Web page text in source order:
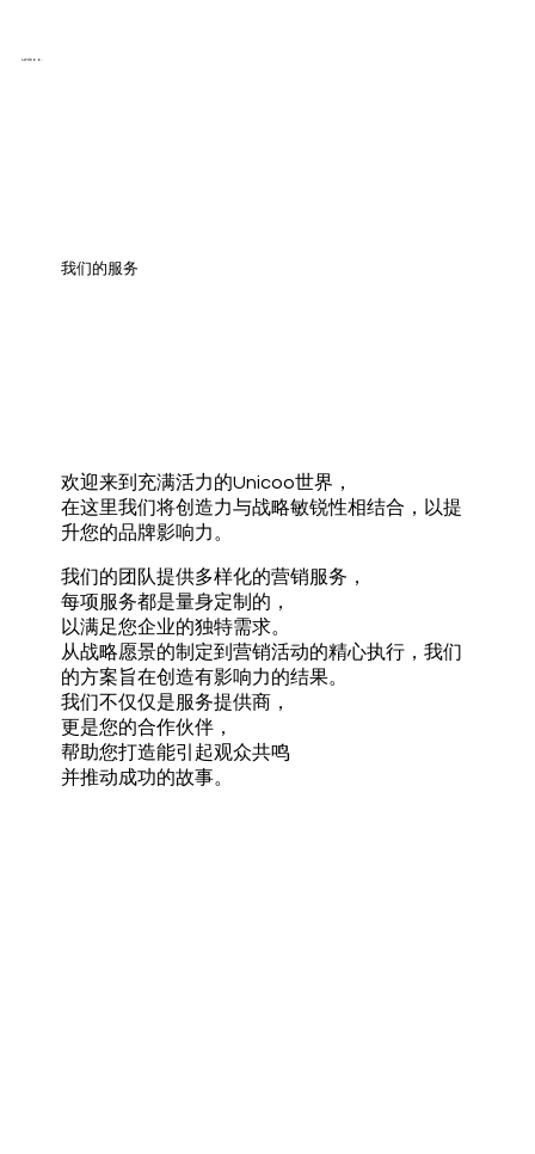
unicoo.
我们的服务
欢迎来到充满活力的Unicoo世界，
在这里我们将创造力与战略敏锐性相结合，以提
升您的品牌影响力。
我们的团队提供多样化的营销服务，
每项服务都是量身定制的，
以满足您企业的独特需求。
从战略愿景的制定到营销活动的精心执行，我们
的方案旨在创造有影响力的结果。
我们不仅仅是服务提供商，
更是您的合作伙伴，
帮助您打造能引起观众共鸣
并推动成功的故事。